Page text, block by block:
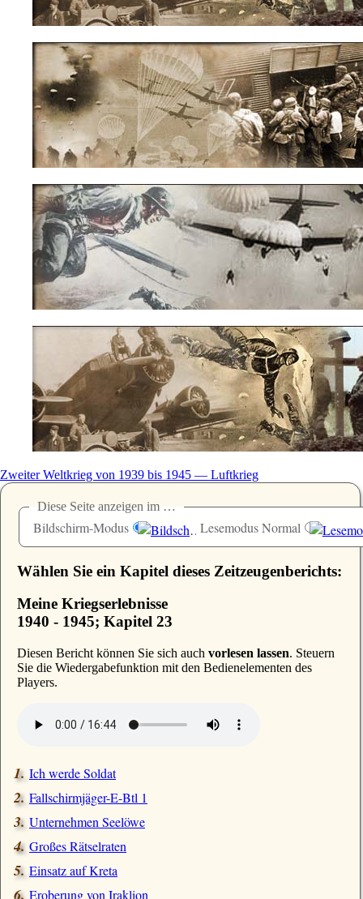
Zweiter Weltkrieg von 1939 bis 1945 — Luftkrieg
Diese Seite anzeigen im …
Bildschirm-Modus Lesemodus Normal
Wählen Sie ein Kapitel dieses Zeitzeugenberichts:
Meine Kriegserlebnisse
1940 - 1945; Kapitel 23
Diesen Bericht können Sie sich auch vorlesen lassen. Steuern
Sie die Wiedergabefunktion mit den Bedienelementen des
Players.
Ich werde Soldat
Fallschirmjäger-E-Btl 1
Unternehmen Seelöwe
Großes Rätselraten
Einsatz auf Kreta
Eroberung von Iraklion